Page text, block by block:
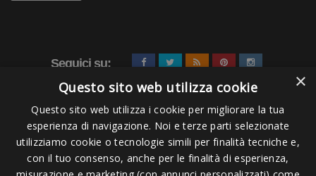
Seguici su:
×
Questo sito web utilizza cookie
Questo sito web utilizza i cookie per migliorare la tua
esperienza di navigazione. Noi e terze parti selezionate
utilizziamo cookie o tecnologie simili per finalità tecniche e,
con il tuo consenso, anche per le finalità di esperienza,